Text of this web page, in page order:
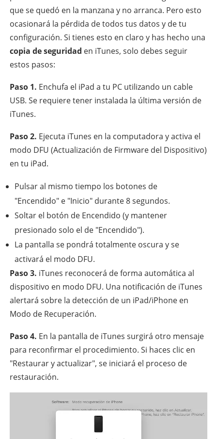
que se quedó en la manzana y no arranca. Pero esto
ocasionará la pérdida de todos tus datos y de tu
configuración. Si tienes esto en claro y has hecho una
copia de seguridad en iTunes, solo debes seguir
estos pasos:
Paso 1. Enchufa el iPad a tu PC utilizando un cable
USB. Se requiere tener instalada la última versión de
iTunes.
Paso 2. Ejecuta iTunes en la computadora y activa el
modo DFU (Actualización de Firmware del Dispositivo)
en tu iPad.
Pulsar al mismo tiempo los botones de
"Encendido" e "Inicio" durante 8 segundos.
Soltar el botón de Encendido (y mantener
presionado solo el de "Encendido").
La pantalla se pondrá totalmente oscura y se
activará el modo DFU.
Paso 3. iTunes reconocerá de forma automática al
dispositivo en modo DFU. Una notificación de iTunes
alertará sobre la detección de un iPad/iPhone en
Modo de Recuperación.
Paso 4. En la pantalla de iTunes surgirá otro mensaje
para reconfirmar el procedimiento. Si haces clic en
"Restaurar y actualizar", se iniciará el proceso de
restauración.